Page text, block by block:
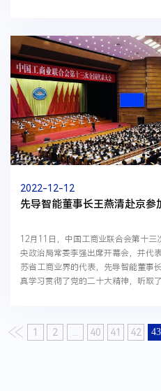
2022-12-12
先导智能董事长王燕清赴京参
12月11日，中国工商业联合会第十三
央政治局常委李强出席开幕会，并代
苏省工商业界的代表，先导智能董事
真学习贯彻了党的二十大精神，听取
1 2 ... 40 41 42 43